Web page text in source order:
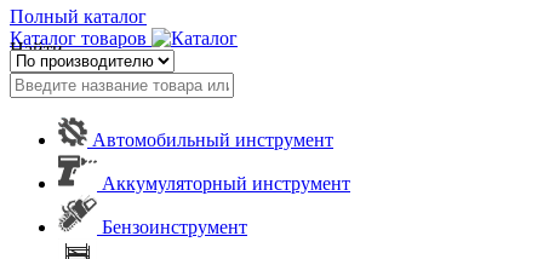
Полный каталог
Каталог товаров
Найти
Автомобильный инструмент
Аккумуляторный инструмент
Бензоинструмент